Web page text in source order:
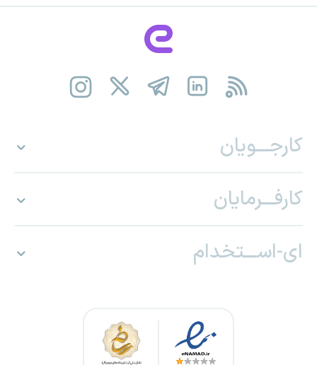
کارجـــویان
کارفـــرمایان
ای-اســـتخدام